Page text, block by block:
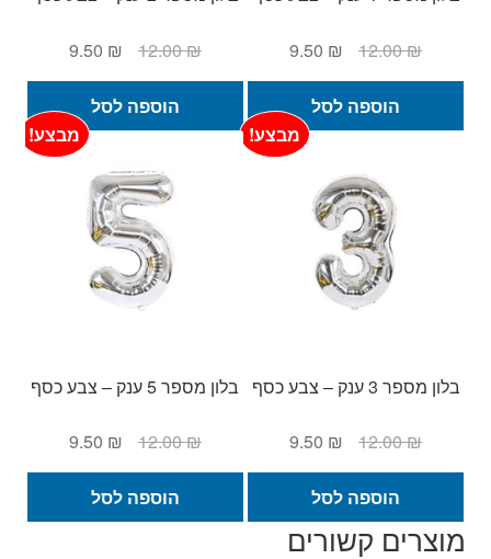
12.00₪
המחיר
המקורי
היה:
12.00 ₪.
9.50 ₪
המחיר
הנוכחי
9.50 ₪.
הוספה לסל
12.00₪
המחיר
המקורי
היה:
12.00 ₪.
9.50 ₪
המחיר
הנוכחי
9.50 ₪.
הוספה לסל
בלון מספר 3 ענק – צבע כסף
מבצע!
12.00₪
המחיר
המקורי
היה:
12.00 ₪.
9.50 ₪
המחיר
הנוכחי
9.50 ₪.
הוספה לסל
בלון מספר 5 ענק – צבע כסף
מבצע!
12.00₪
המחיר
המקורי
היה:
12.00 ₪.
9.50 ₪
המחיר
הנוכחי
9.50 ₪.
הוספה לסל
מוצרים קשורים